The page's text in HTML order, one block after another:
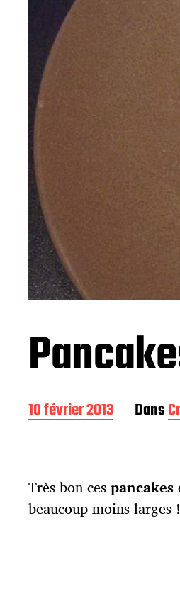
D
a
e
p
u
10 février 2013 Dans
Très bon cespancakes
beaucoup moins larges !